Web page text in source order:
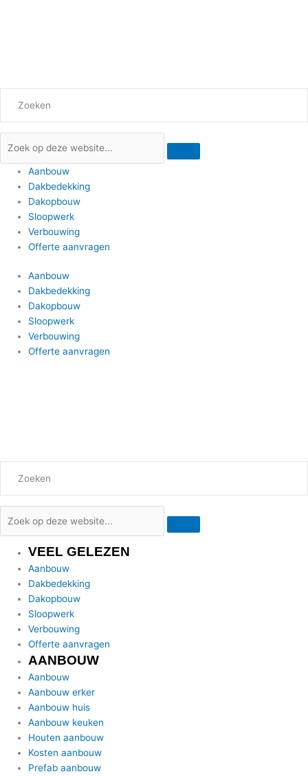
Zoeken
Aanbouw
Dakbedekking
Dakopbouw
Sloopwerk
Verbouwing
Offerte aanvragen
Aanbouw
Dakbedekking
Dakopbouw
Sloopwerk
Verbouwing
Offerte aanvragen
Zoeken
VEEL GELEZEN
Aanbouw
Dakbedekking
Dakopbouw
Sloopwerk
Verbouwing
Offerte aanvragen
AANBOUW
Aanbouw
Aanbouw erker
Aanbouw huis
Aanbouw keuken
Houten aanbouw
Kosten aanbouw
Prefab aanbouw